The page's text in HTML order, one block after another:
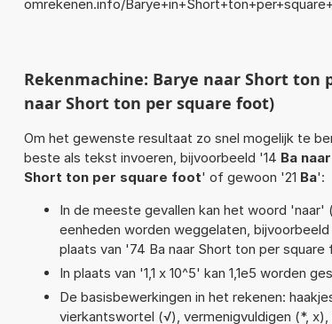
omrekenen.info/
Rekenmachine: Barye naar Short ton
naar Short ton per square foot)
Om het gewenste resultaat zo snel mogelijk te
beste als tekst invoeren, bijvoorbeeld '14 Ba
Short ton per square foot' of gewoon '21 Ba':
In de meeste gevallen kan het woord
eenheden worden weggelaten,
plaats van '74 Ba naar Short ton per square
In plaats van '1,1 x 10^5' kan 1,1e5 worden
De basisbewerkingen in het rekenen:
vierkantswortel (√), vermenigvuldigen (*,